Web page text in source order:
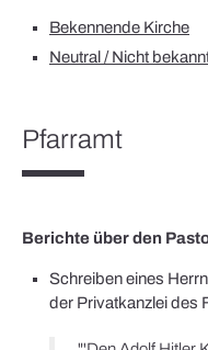
Bekennende Kirche
Neutral / Nicht
Pfarramt
Berichte über den
Schreiben eines
der Privatkanzlei des